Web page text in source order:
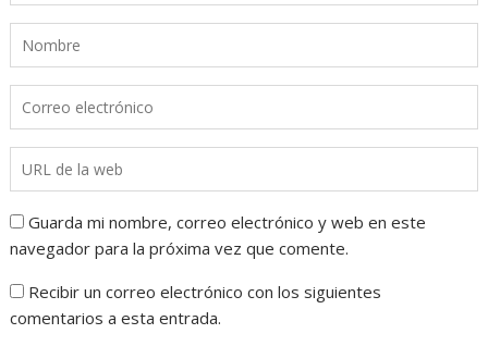
Guarda mi nombre, correo electrónico y web en este
navegador para la próxima vez que comente.
Recibir un correo electrónico con los siguientes
comentarios a esta entrada.